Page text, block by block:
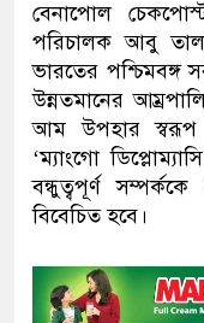
বেনাপোল
পরিচালক আবু
ভারতের পশ্চিমবঙ্গ
উন্নতমানের
আম উপহার স্বরূপ
‘ম্যাংগো
বন্ধুত্বপূর্ণ
বিবেচিত হবে।